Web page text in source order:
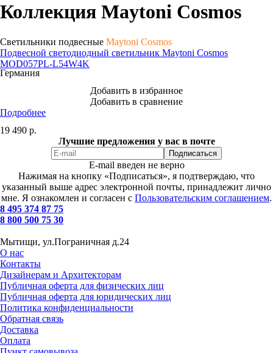
Коллекция Maytoni Cosmos
Светильники подвесные Maytoni Cosmos
Подвесной светодиодный светильник Maytoni Cosmos
MOD057PL-L54W4K
Германия
Добавить в избранное
Добавить в сравнение
Подробнее
19 490 р.
Лучшие предложения у вас в почте
E-mail введен не верно
Нажимая на кнопку «Подписаться», я подтверждаю, что
указанный выше адрес электронной почты, принадлежит лично
мне. Я ознакомлен и согласен с Пользовательским соглашением.
8 495 374 87 75
8 800 500 75 30
Мытищи, ул.Пограничная д.24
О нас
Контакты
Дизайнерам и Архитекторам
Публичная оферта для физических лиц
Публичная оферта для юридических лиц
Политика конфиденциальности
Обратная связь
Доставка
Оплата